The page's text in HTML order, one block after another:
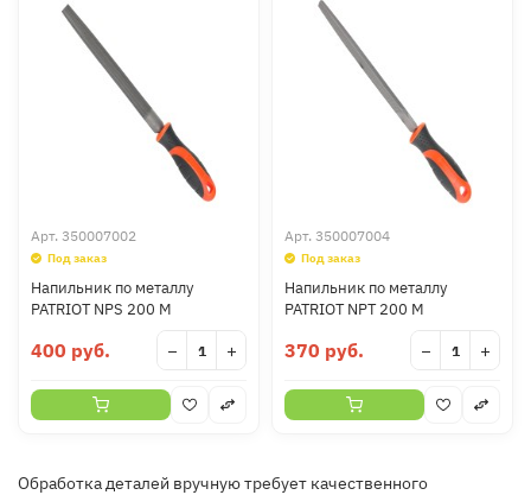
Арт. 350007002
Под заказ
Напильник по металлу
PATRIOT NPS 200 M
400 руб. − +
Арт. 350007004
Под заказ
Напильник по металлу
PATRIOT NPT 200 M
370 руб. − +
Обработка деталей вручную требует качественного